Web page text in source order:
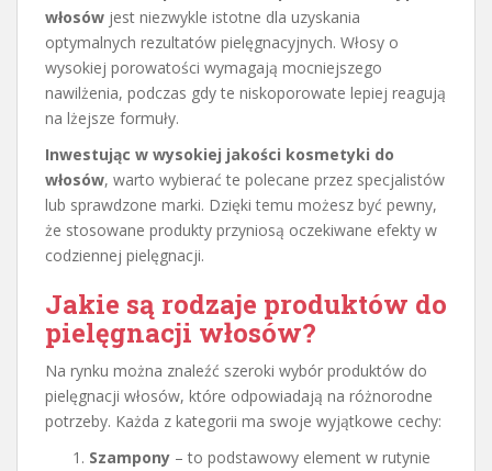
włosów jest niezwykle istotne dla uzyskania
optymalnych rezultatów pielęgnacyjnych. Włosy o
wysokiej porowatości wymagają mocniejszego
nawilżenia, podczas gdy te niskoporowate lepiej reagują
na lżejsze formuły.
Inwestując w wysokiej jakości kosmetyki do
włosów, warto wybierać te polecane przez specjalistów
lub sprawdzone marki. Dzięki temu możesz być pewny,
że stosowane produkty przyniosą oczekiwane efekty w
codziennej pielęgnacji.
Jakie są rodzaje produktów do
pielęgnacji włosów?
Na rynku można znaleźć szeroki wybór produktów do
pielęgnacji włosów, które odpowiadają na różnorodne
potrzeby. Każda z kategorii ma swoje wyjątkowe cechy:
Szampony – to podstawowy element w rutynie